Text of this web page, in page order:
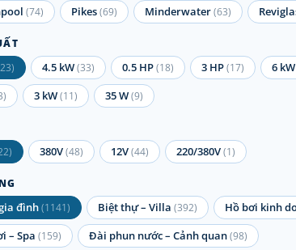
(74) Pikes(69) Minderwater(63)
4.5 kW(33) 0.5 HP(18) 3 HP(17) 6 kW
3 kW(11) 35 W(9)
380V(48) 12V(44) 220/380V(1)
đình(1141) Biệt thự – Villa (392) Hồ bơi kinh
– Spa (159) Đài phun nước – Cảnh quan(98)